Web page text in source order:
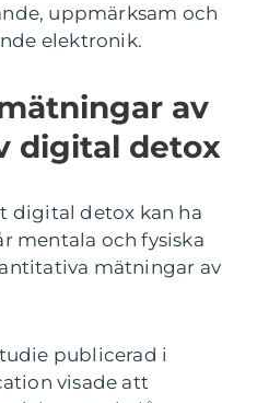
uppmärksam och
elektronik.
av
digital detox
digital detox kan ha
mentala och fysiska
mätningar av
publicerad i
visade att